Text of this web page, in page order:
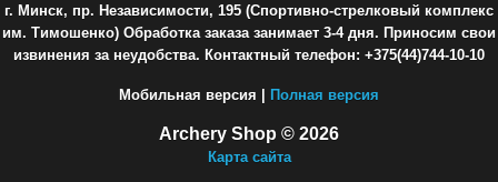
г. Минск, пр. Независимости, 195 (Спортивно-стрелковый комплекс
им. Тимошенко) Обработка заказа занимает 3-4 дня. Приносим свои
извинения за неудобства. Контактный телефон: +375(44)744-10-10
Мобильная версия | Полная версия
Archery Shop © 2026
Карта сайта